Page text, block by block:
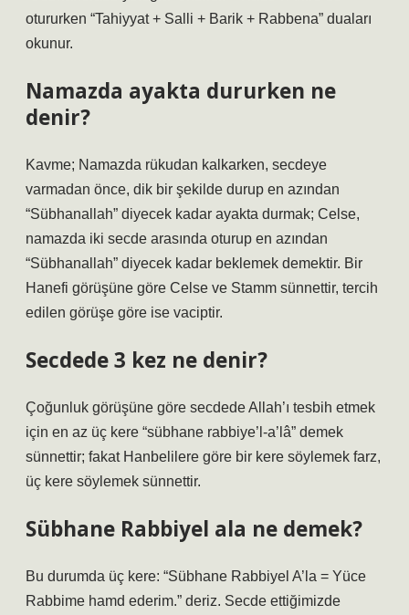
otururken “Tahiyyat + Salli + Barik + Rabbena” duaları
okunur.
Namazda ayakta dururken ne
denir?
Kavme; Namazda rükudan kalkarken, secdeye
varmadan önce, dik bir şekilde durup en azından
“Sübhanallah” diyecek kadar ayakta durmak; Celse,
namazda iki secde arasında oturup en azından
“Sübhanallah” diyecek kadar beklemek demektir. Bir
Hanefi görüşüne göre Celse ve Stamm sünnettir, tercih
edilen görüşe göre ise vaciptir.
Secdede 3 kez ne denir?
Çoğunluk görüşüne göre secdede Allah’ı tesbih etmek
için en az üç kere “sübhane rabbiye’l-a’lâ” demek
sünnettir; fakat Hanbelilere göre bir kere söylemek farz,
üç kere söylemek sünnettir.
Sübhane Rabbiyel ala ne demek?
Bu durumda üç kere: “Sübhane Rabbiyel A’la = Yüce
Rabbime hamd ederim.” deriz. Secde ettiğimizde